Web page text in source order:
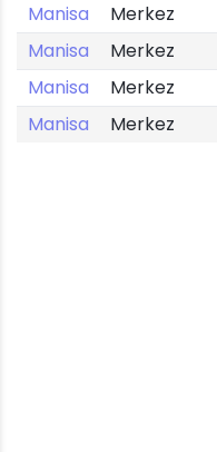
Manisa
Merkez
Manisa
Merkez
Manisa
Merkez
Manisa
Merkez